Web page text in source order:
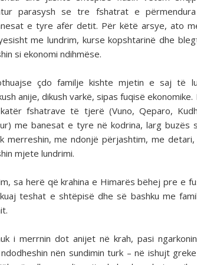
parasysh se tre fshatrat e
e tyre afër detit. Për këtë arsye, ato
me lundrim, kurse kopshtarinë dhe
si ekonomi ndihmëse.
çdo familje kishte mjetin e saj të
anije, dikush varkë, sipas fuqisë
fshatrave të tjerë (Vuno, Qeparo,
me banesat e tyre në kodrina, larg buzës
merreshin, me ndonjë përjashtim, me detari,
mjete lundrimi.
sa herë që krahina e Himarës bëhej pre e
teshat e shtëpisë dhe së bashku me
i merrnin dot anijet në krah, pasi
nën sundimin turk – në ishujt greke